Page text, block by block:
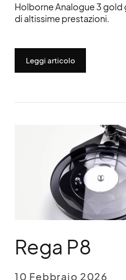
Holborne Analogue 3 gold
di altissime prestazioni.
Leggi articolo
Rega P8
10 Febbraio 2026